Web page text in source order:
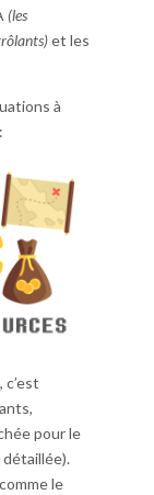
(les
et les
à
pour le
le